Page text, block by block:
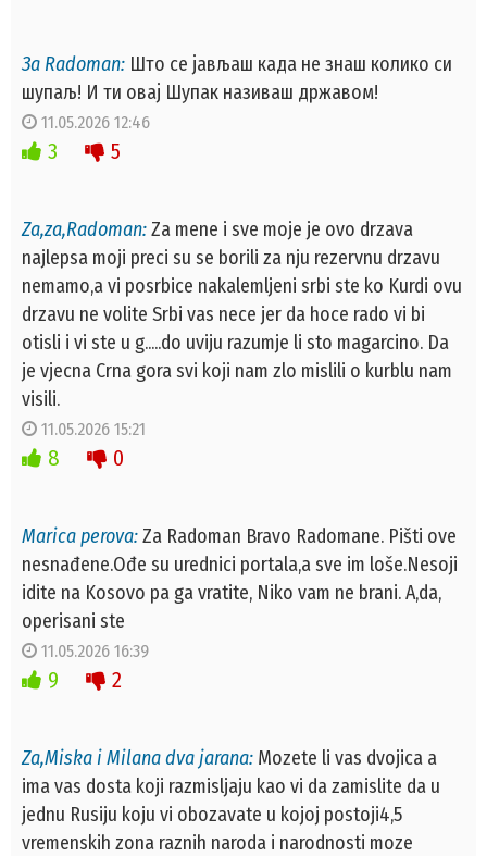
За Radoman: Што се јављаш када не знаш колико си
шупаљ! И ти овај Шупак називаш државом!
11.05.2026 12:46
3 5
Za,za,Radoman:Za mene i sve moje je ovo drzava
najlepsa moji preci su se borili za nju rezervnu drzavu
nemamo,a vi posrbice nakalemljeni srbi ste ko Kurdi ovu
drzavu ne volite Srbi vas nece jer da hoce rado vi bi
otisli i vi ste u g.....do uviju razumje li sto magarcino. Da
je vjecna Crna gora svi koji nam zlo mislili o kurblu nam
visili.
11.05.2026 15:21
8 0
Marica perova:Za Radoman Bravo Radomane. Pišti ove
nesnađene.Ođe su urednici portala,a sve im loše.Nesoji
idite na Kosovo pa ga vratite, Niko vam ne brani. A,da,
operisani ste
11.05.2026 16:39
9 2
Za,Miska i Milana dva jarana: Mozete li vas dvojica a
ima vas dosta koji razmisljaju kao vi da zamislite da u
jednu Rusiju koju vi obozavate u kojoj postoji4,5
vremenskih zona raznih naroda i narodnosti moze